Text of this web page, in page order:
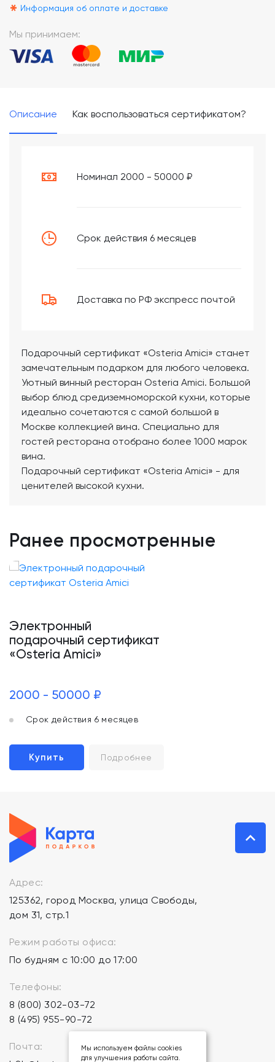
* Информация об оплате и доставке
Мы принимаем:
Описание Как воспользоваться сертификатом?
Номинал 2000 - 50000 ₽
Срок действия 6 месяцев
Доставка по РФ экспресс почтой
Подарочный сертификат «Osteria Amici» станет
замечательным подарком для любого человека.
Уютный винный ресторан Osteria Amici. Большой
выбор блюд средиземноморской кухни, которые
идеально сочетаются с самой большой в
Москве коллекцией вина. Специально для
гостей ресторана отобрано более 1000 марок
вина.
Подарочный сертификат «Osteria Amici» - для
ценителей высокой кухни.
Ранее просмотренные
Электронный
подарочный сертификат
«Osteria Amici»
2000 - 50000 ₽
Срок действия 6 месяцев
Купить Подробнее
Адрес:
125362, город Москва, улица Свободы,
дом 31, стр.1
Режим работы офиса:
По будням с 10:00 до 17:00
Телефоны:
8 (800) 302-03-72
8 (495) 955-90-72
Почта:
Мы используем файлы cookies
для улучшения работы сайта.